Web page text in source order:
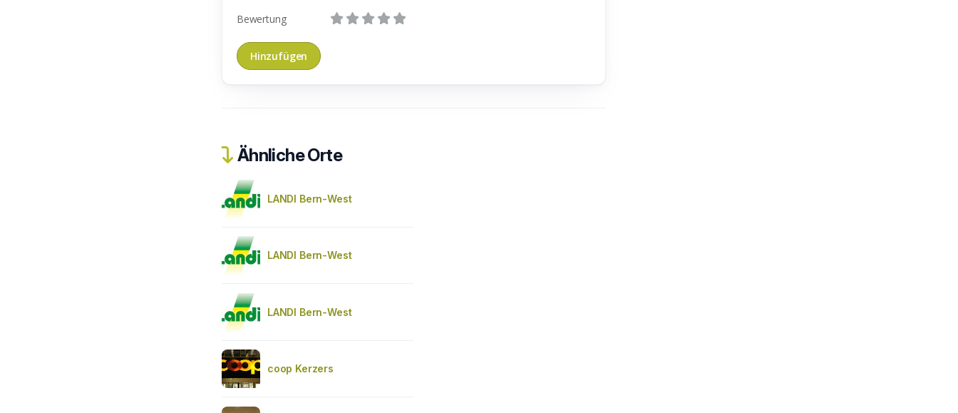
Bewertung
Ähnliche Orte
LANDI Bern-West
LANDI Bern-West
LANDI Bern-West
coop Kerzers